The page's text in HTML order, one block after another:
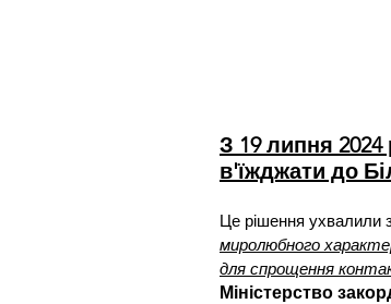
З 19 липня
в'їжджати до
Це рішення ухвалили
миролюбного
для спрощення
Міністерство